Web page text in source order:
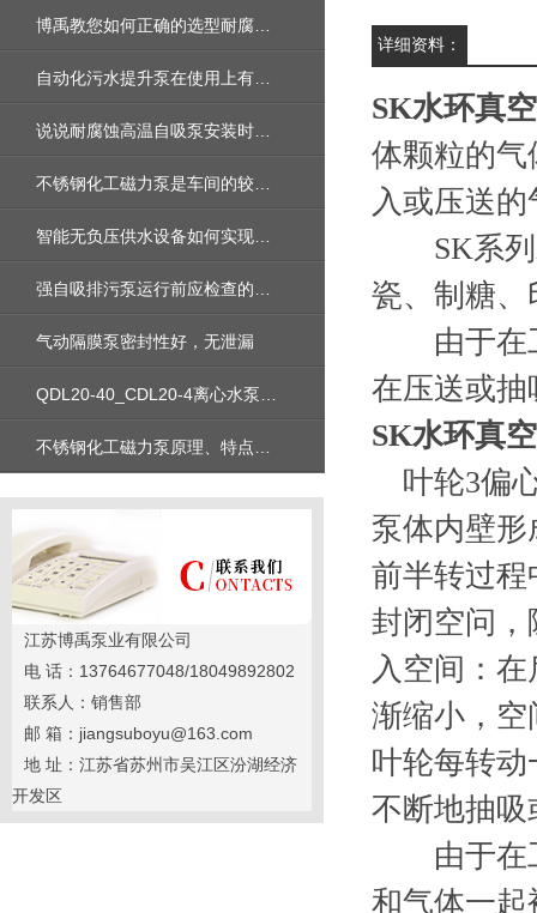
博禹教您如何正确的选型耐腐蚀离心泵
自动化污水提升泵在使用上有哪些优势呢?
说说耐腐蚀高温自吸泵安装时需要注意哪些地方
不锈钢化工磁力泵是车间的较佳选择
智能无负压供水设备如何实现高效水资源的利用
强自吸排污泵运行前应检查的配件及注意事项
气动隔膜泵密封性好，无泄漏
QDL20-40_CDL20-4离心水泵安装尺寸性能参数曲线图价格
不锈钢化工磁力泵原理、特点以及在化工行业中的应用
江苏博禹泵业有限公司
电 话：13764677048/18049892802
联系人：销售部
邮 箱：jiangsuboyu@163.com
地 址：江苏省苏州市吴江区汾湖经济
开发区
详细资料：
SK水环真
体颗粒的
入或压送
SK系列
瓷、制糖
由于在工
在压送或
SK水环真
叶轮3偏
泵体内壁
前半转过
封闭空问
入空间：
渐缩小，空
叶轮每转
不断地抽
由于在工
和气体一起